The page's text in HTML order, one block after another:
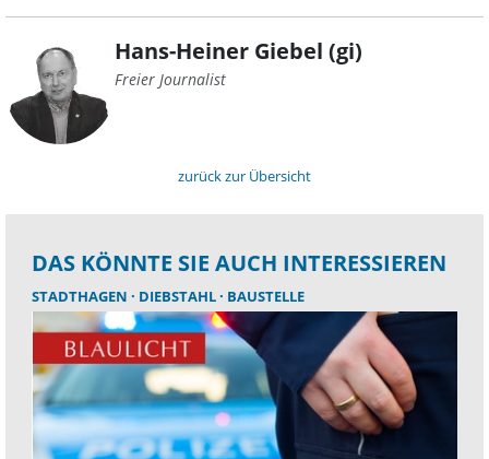
Hans-Heiner Giebel (gi)
Freier Journalist
zurück zur Übersicht
DAS KÖNNTE SIE AUCH INTERESSIEREN
STADTHAGEN DIEBSTAHL BAUSTELLE